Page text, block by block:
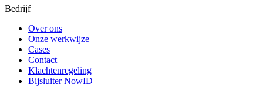
Bedrijf
Over ons
Onze werkwijze
Cases
Contact
Klachtenregeling
Bijsluiter NowID